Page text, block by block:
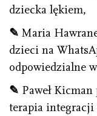
dziecka lękiem,
✎ Maria
dzieci na
odpowiedzialne
✎ Paweł
terapia integracji